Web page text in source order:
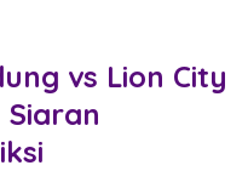
vs Lion City
Siaran